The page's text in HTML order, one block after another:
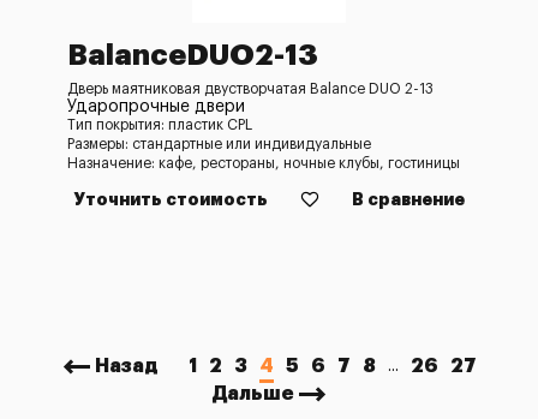
BalanceDUO2-13
Дверь маятниковая двустворчатая Balance DUO 2-13
Ударопрочные двери
Тип покрытия: пластик CPL
Размеры: стандартные или индивидуальные
Назначение: кафе, рестораны, ночные клубы, гостиницы
Уточнить стоимость В сравнение
Назад 1 2 3 4 5 6 7 8 ... 26
27
Дальше